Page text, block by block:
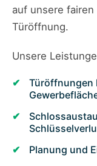
auf unsere
Türöffnung.
Unsere
Türöffnungen
Planung und